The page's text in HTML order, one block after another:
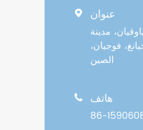
 عنوان
مدينة
فوجيان،
الصين
 هاتف